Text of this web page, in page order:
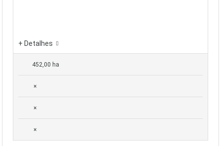
+ Detalhes
452,00 ha
×
×
×